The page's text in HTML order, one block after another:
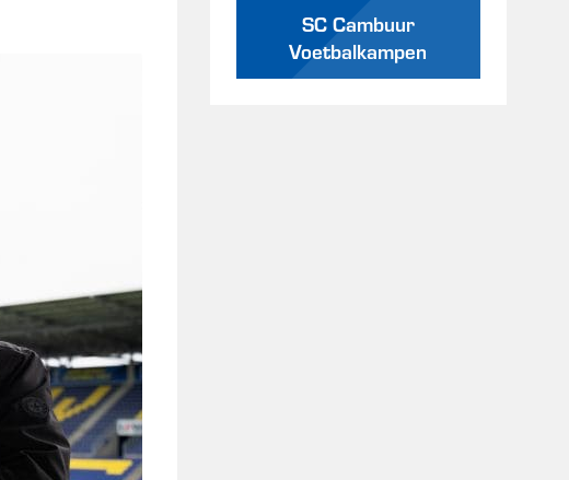
SC Cambuur
Voetbalkampen